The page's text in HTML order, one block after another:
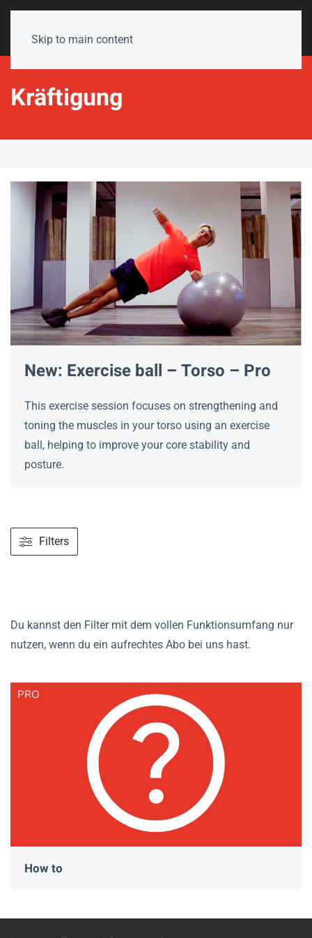
Skip to main content
Kräftigung
New: Exercise ball – Torso – Pro
This exercise session focuses on strengthening and
toning the muscles in your torso using an exercise
ball, helping to improve your core stability and
posture.
Filters
Du kannst den Filter mit dem vollen Funktionsumfang nur
nutzen, wenn du ein aufrechtes Abo bei uns hast.
How to
PRO